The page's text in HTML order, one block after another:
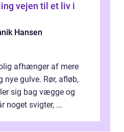
liv i
Hansen
afhænger af mere
gulve. Rør, afløb,
sig bag vægge og
noget svigter, ...